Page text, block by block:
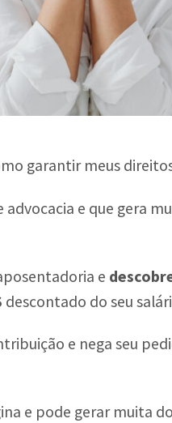
garantir meus
e que gera
e
descontado do seu
e nega seu
e pode gerar muita